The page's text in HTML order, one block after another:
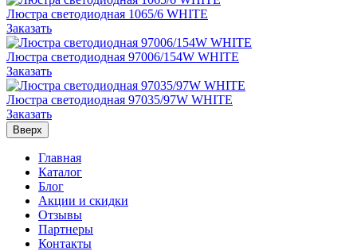
Люстра светодиодная 1065/6 WHITE
Заказать
Люстра светодиодная 97006/154W WHITE
Заказать
Люстра светодиодная 97035/97W WHITE
Заказать
Вверх
Главная
Каталог
Блог
Акции и скидки
Отзывы
Партнеры
Контакты